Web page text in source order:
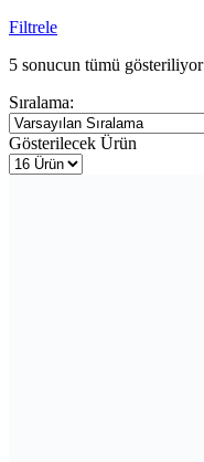
Filtrele
5 sonucun tümü gösteriliyor
Sıralama:
Gösterilecek Ürün